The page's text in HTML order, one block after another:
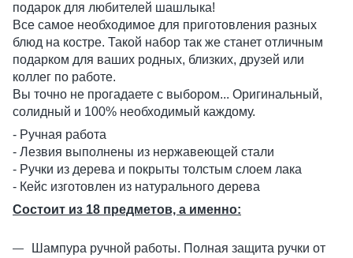
подарок для любителей шашлыка!
Все самое необходимое для приготовления разных
блюд на костре. Такой набор так же станет отличным
подарком для ваших родных, близких, друзей или
коллег по работе.
Вы точно не прогадаете с выбором... Оригинальный,
солидный и 100% необходимый каждому.
- Ручная работа
- Лезвия выполнены из нержавеющей стали
- Ручки из дерева и покрыты толстым слоем лака
- Кейс изготовлен из натурального дерева
Состоит из 18 предметов, а именно:
Шампура ручной работы. Полная защита ручки от